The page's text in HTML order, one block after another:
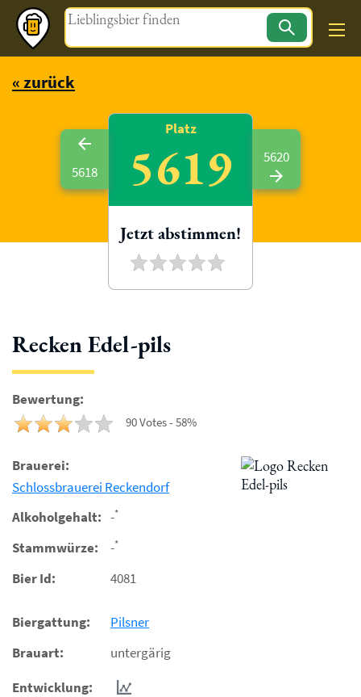
Magazin
« zurück
Recken Edel-pils
Bewertung:
90 Votes - 58%
Brauerei:
Schlossbrauerei Reckendorf
Alkoholgehalt: -*
Stammwürze: -*
Bier Id: 4081
Biergattung:
Pilsner
Brauart:
untergärig
Entwicklung:
5618
Platz
5619
Jetzt abstimmen!
5620